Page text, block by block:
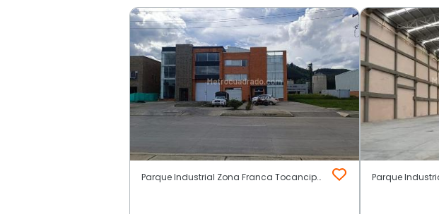
Parque Industrial Zona Franca Tocancipa | Otros | Tocancipá